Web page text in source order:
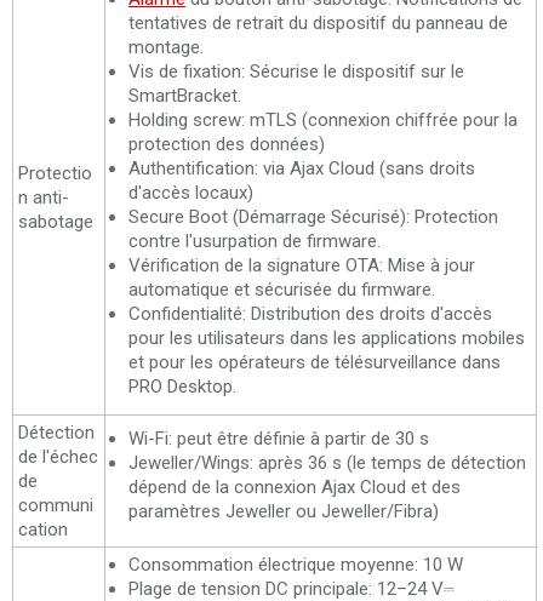
Protectio
n anti-
sabotage
tentatives de retrait du dispositif du panneau de
montage.
Vis de fixation: Sécurise le dispositif sur le
SmartBracket.
Holding screw: mTLS (connexion chiffrée pour la
protection des données)
Authentification: via Ajax Cloud (sans droits
d'accès locaux)
Secure Boot (Démarrage Sécurisé): Protection
contre l'usurpation de firmware.
Vérification de la signature OTA: Mise à jour
automatique et sécurisée du firmware.
Confidentialité: Distribution des droits d'accès
pour les utilisateurs dans les applications mobiles
et pour les opérateurs de télésurveillance dans
PRO Desktop.
Détection
de l'échec
de
communi
cation
Wi-Fi: peut être définie à partir de 30 s
Jeweller/Wings: après 36 s (le temps de détection
dépend de la connexion Ajax Cloud et des
paramètres Jeweller ou Jeweller/Fibra)
Consommation électrique moyenne: 10 W
Plage de tension DC principale: 12–24 V⎓